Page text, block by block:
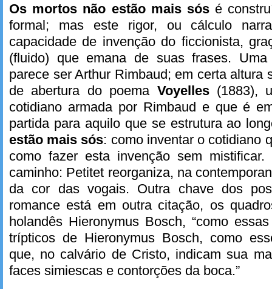
Os mortos não estão mais sós é
formal; mas este rigor, ou cálculo
capacidade de invenção do ficcionista,
(fluido) que emana de suas frases.
parece ser Arthur Rimbaud; em certa altura
de abertura do poema Voyelles (1883),
cotidiano armada por Rimbaud e que é
partida para aquilo que se estrutura ao
estão mais sós: como inventar o cotidiano
como fazer esta invenção sem
caminho: Petitet reorganiza, na
da cor das vogais. Outra chave dos
romance está em outra citação, os
holandês Hieronymus Bosch, “como
trípticos de Hieronymus Bosch, como
que, no calvário de Cristo, indicam sua
faces simiescas e contorções da boca.”